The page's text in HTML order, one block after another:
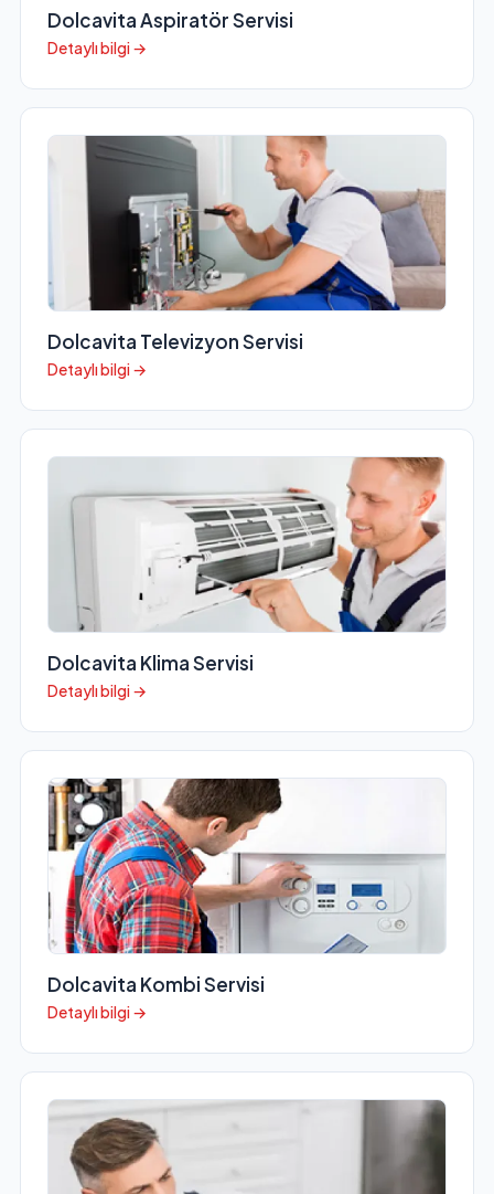
Dolcavita Aspiratör Servisi
Detaylı bilgi →
Dolcavita Televizyon Servisi
Detaylı bilgi →
Dolcavita Klima Servisi
Detaylı bilgi →
Dolcavita Kombi Servisi
Detaylı bilgi →